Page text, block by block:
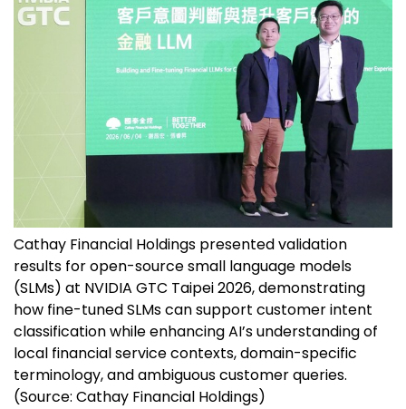
Cathay Financial Holdings presented validation
results for open-source small language models
(SLMs) at NVIDIA GTC Taipei 2026, demonstrating
how fine-tuned SLMs can support customer intent
classification while enhancing AI’s understanding of
local financial service contexts, domain-specific
terminology, and ambiguous customer queries.
(Source: Cathay Financial Holdings)